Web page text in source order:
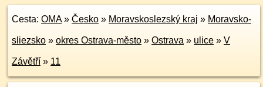
Cesta: OMA» Česko » Moravskoslezský kraj » Moravsko-
sliezsko » okres Ostrava-město » Ostrava » ulice » V
Závětří » 11